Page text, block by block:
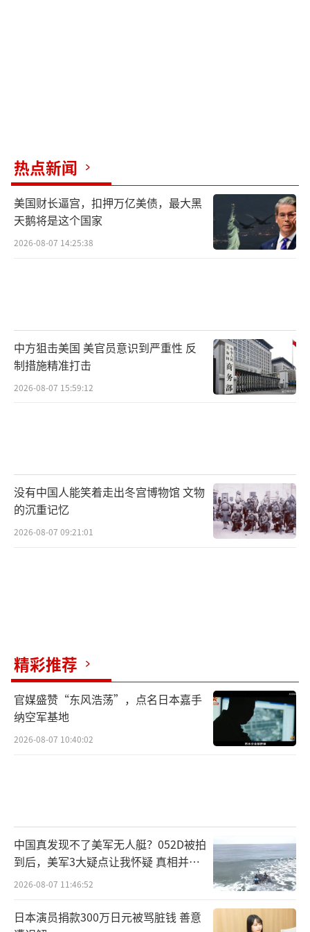
热点新闻
美国财长逼宫，扣押万亿美债，最大黑
天鹅将是这个国家
2026-08-07 14:25:38
中方狙击美国 美官员意识到严重性 反
制措施精准打击
2026-08-07 15:59:12
没有中国人能笑着走出冬宫博物馆 文物
的沉重记忆
2026-08-07 09:21:01
精彩推荐
官媒盛赞“东风浩荡”，点名日本嘉手
纳空军基地
2026-08-07 10:40:02
中国真发现不了美军无人艇？052D被拍
到后，美军3大疑点让我怀疑 真相并非
如此
2026-08-07 11:46:52
日本演员捐款300万日元被骂脏钱 善意